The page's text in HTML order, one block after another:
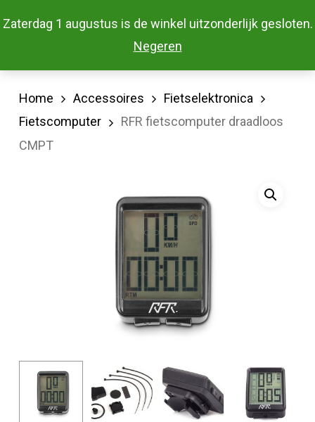
Zaterdag 1 augustus is de winkel uitzonderlijk gesloten.
Negeren
to
Menu
Home Accessoires
Fietselektronica
Fietscomputer
RFR fietscomputer draadloos
CMPT
Menu